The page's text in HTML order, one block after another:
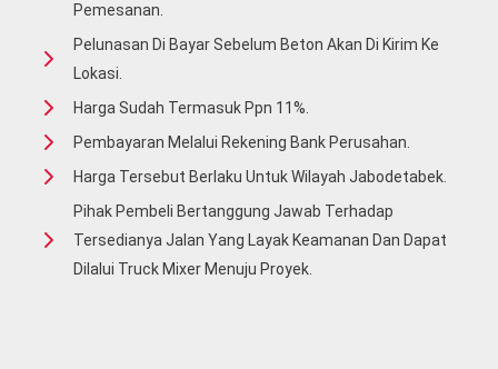
Pemesanan.
Pelunasan Di Bayar Sebelum Beton Akan Di Kirim Ke
Lokasi.
Harga Sudah Termasuk Ppn 11%.
Pembayaran Melalui Rekening Bank Perusahan.
Harga Tersebut Berlaku Untuk Wilayah Jabodetabek.
Pihak Pembeli Bertanggung Jawab Terhadap
Tersedianya Jalan Yang Layak Keamanan Dan Dapat
Dilalui Truck Mixer Menuju Proyek.